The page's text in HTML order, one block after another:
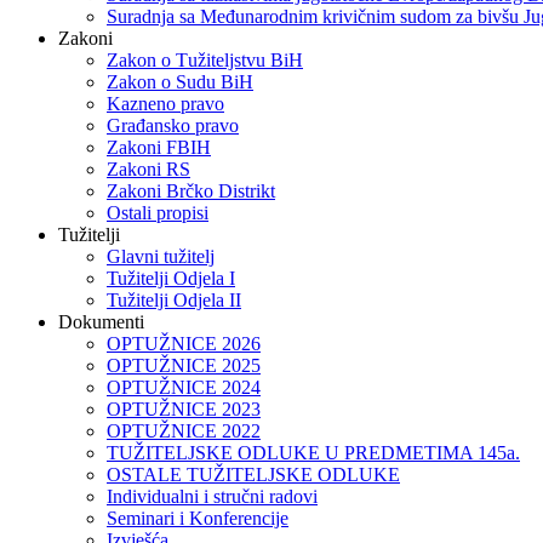
Suradnja sa Međunarodnim krivičnim sudom za bivšu
Zakoni
Zakon o Тužiteljstvu BiH
Zakon o Sudu BiH
Kazneno pravo
Građansko pravo
Zakoni FBIH
Zakoni RS
Zakoni Brčko Distrikt
Ostali propisi
Tužitelji
Glavni tužitelj
Tužitelji Odjela I
Tužitelji Odjela II
Dokumenti
OPTUŽNICE 2026
OPTUŽNICE 2025
OPTUŽNICE 2024
OPTUŽNICE 2023
OPTUŽNICE 2022
TUŽITELJSKE ODLUKE U PREDMETIMA 145a.
OSTALE TUŽITELJSKE ODLUKE
Individualni i stručni radovi
Seminari i Konferencije